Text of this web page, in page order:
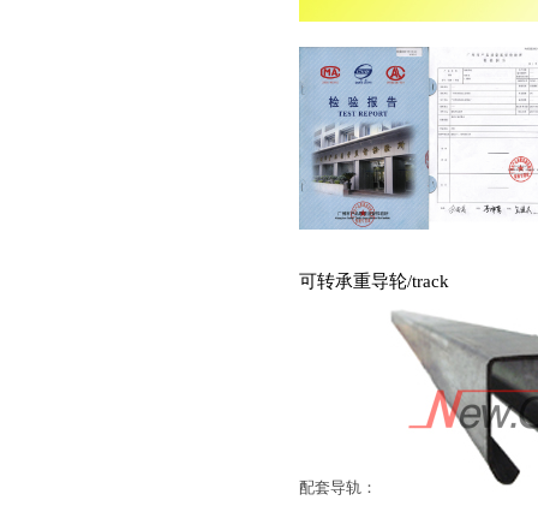
可转承重导轮/track
配套导轨：